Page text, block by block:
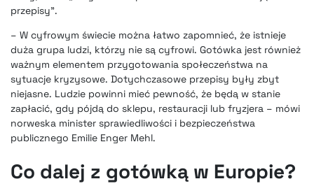
przepisy”.
– W cyfrowym świecie można łatwo zapomnieć, że istnieje
duża grupa ludzi, którzy nie są cyfrowi. Gotówka jest również
ważnym elementem przygotowania społeczeństwa na
sytuacje kryzysowe. Dotychczasowe przepisy były zbyt
niejasne. Ludzie powinni mieć pewność, że będą w stanie
zapłacić, gdy pójdą do sklepu, restauracji lub fryzjera – mówi
norweska minister sprawiedliwości i bezpieczeństwa
publicznego Emilie Enger Mehl.
Co dalej z gotówką w Europie?